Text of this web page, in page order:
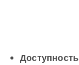
Доступность